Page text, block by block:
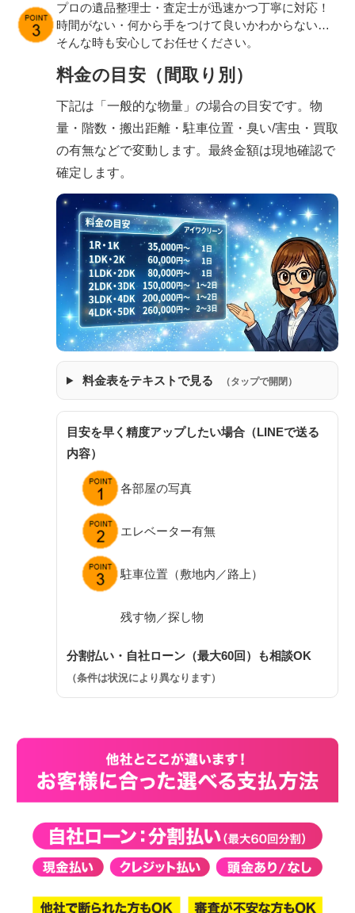
プロの遺品整理士・査定士が迅速かつ丁寧に対応！
時間がない・何から手をつけて良いかわからない…
そんな時も安心してお任せください。
料金の目安（間取り別）
下記は「一般的な物量」の場合の目安です。物
量・階数・搬出距離・駐車位置・臭い/害虫・買取
の有無などで変動します。最終金額は現地確認で
確定します。
料金表をテキストで見る （タップで開閉）
目安を早く精度アップしたい場合（LINEで送る
内容）
各部屋の写真
エレベーター有無
駐車位置（敷地内／路上）
残す物／探し物
分割払い・自社ローン（最大60回）も相談OK
（条件は状況により異なります）